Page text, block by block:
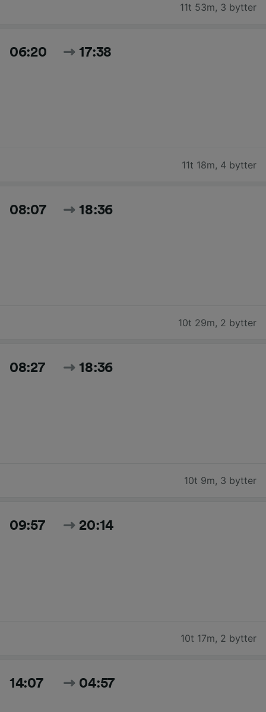
11t 53m, 3 bytter
06:20 17:38
11t 18m, 4 bytter
08:07 18:36
10t 29m, 2 bytter
08:27 18:36
10t 9m, 3 bytter
09:57 20:14
10t 17m, 2 bytter
14:07 04:57